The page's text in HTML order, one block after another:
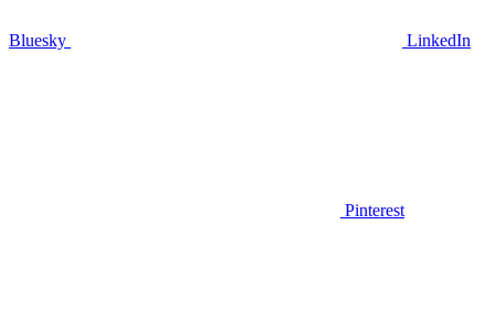
Bluesky LinkedIn
Pinterest